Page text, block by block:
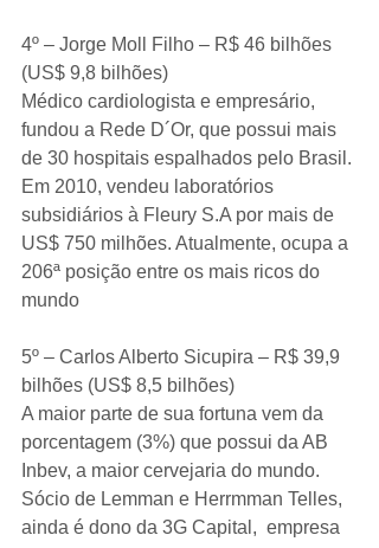
4º – Jorge Moll Filho – R$ 46 bilhões
(US$ 9,8 bilhões)
Médico cardiologista e empresário,
fundou a Rede D´Or, que possui mais
de 30 hospitais espalhados pelo Brasil.
Em 2010, vendeu laboratórios
subsidiários à Fleury S.A por mais de
US$ 750 milhões. Atualmente, ocupa a
206ª posição entre os mais ricos do
mundo
5º – Carlos Alberto Sicupira – R$ 39,9
bilhões (US$ 8,5 bilhões)
A maior parte de sua fortuna vem da
porcentagem (3%) que possui da AB
Inbev, a maior cervejaria do mundo.
Sócio de Lemman e Herrmman Telles,
ainda é dono da 3G Capital,  empresa